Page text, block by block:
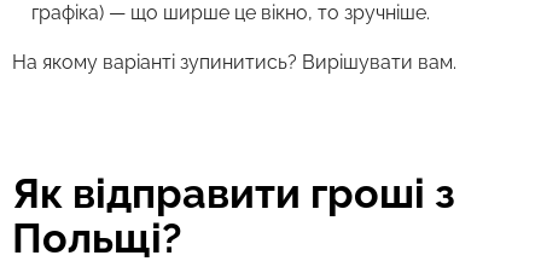
графіка) — що ширше це вікно, то зручніше.
На якому варіанті зупинитись? Вирішувати вам.
Як відправити гроші з
Польщі?